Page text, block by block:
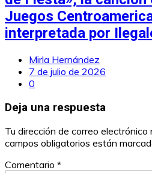
Juegos
interpretada por
Mirla Hernández
7 de julio de 2026
0
Deja una respuesta
Tu dirección de correo electrónico
campos obligatorios están
Comentario *